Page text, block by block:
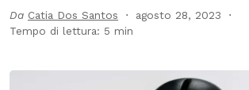
Da Catia Dos Santos
agosto 28, 2023
Tempo di lettura: 5 min